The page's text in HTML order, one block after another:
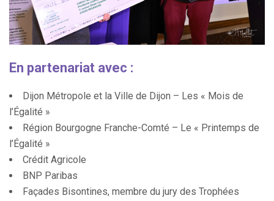
En partenariat avec :
Dijon Métropole et la Ville de Dijon – Les « Mois de
l’Égalité »
Région Bourgogne Franche-Comté – Le « Printemps de
l’Égalité »
Crédit Agricole
BNP Paribas
Façades Bisontines, membre du jury des Trophées